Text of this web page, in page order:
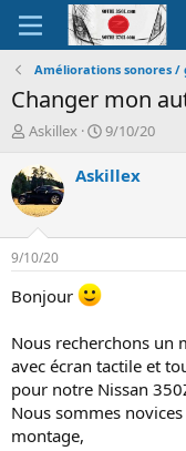
Améliorations sonores /
Changer mon
A
t
e
u
r
d
e
l
a
i
s
c
u
s
Askillex
D
t
é
9/10/20
Askillex
9/10/20
Bonjour
Nous recherchons un
avec écran tactile et
pour notre Nissan
Nous sommes
montage,